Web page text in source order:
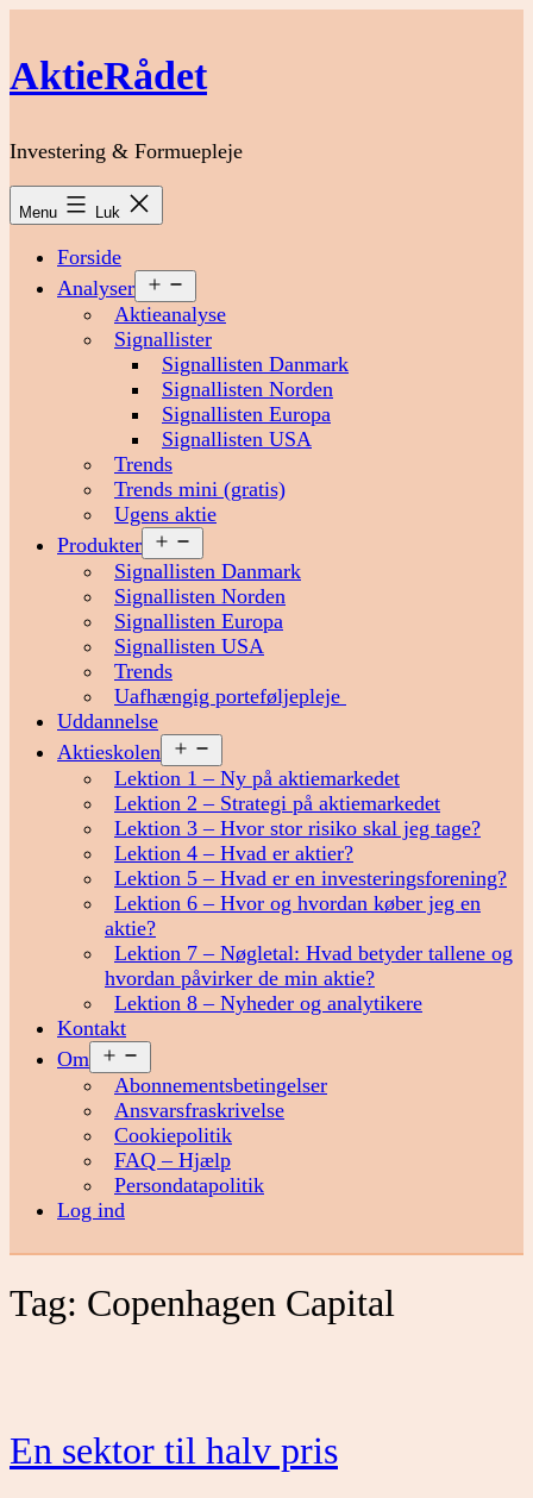
indhold
AktieRådet
Investering & Formuepleje
Menu Luk
Forside
Analyser
menu
Aktieanalyse
Signallister
Signallisten Danmark
Signallisten Norden
Signallisten Europa
Signallisten USA
Trends
Trends mini (gratis)
Ugens aktie
Produkter
menu
Signallisten Danmark
Signallisten Norden
Signallisten Europa
Signallisten USA
Trends
Uafhængig porteføljepleje
Uddannelse
Aktieskolen
menu
Lektion 1 – Ny på aktiemarkedet
Lektion 2 – Strategi på aktiemarkedet
Lektion 3 – Hvor stor risiko skal jeg tage?
Lektion 4 – Hvad er aktier?
Lektion 5 – Hvad er en investeringsforening?
Lektion 6 – Hvor og hvordan køber jeg en
aktie?
Lektion 7 – Nøgletal: Hvad betyder tallene og
hvordan påvirker de min aktie?
Lektion 8 – Nyheder og analytikere
Kontakt
Om
menu
Abonnementsbetingelser
Ansvarsfraskrivelse
Cookiepolitik
FAQ – Hjælp
Persondatapolitik
Log ind
Tag: Copenhagen Capital
En sektor til halv pris